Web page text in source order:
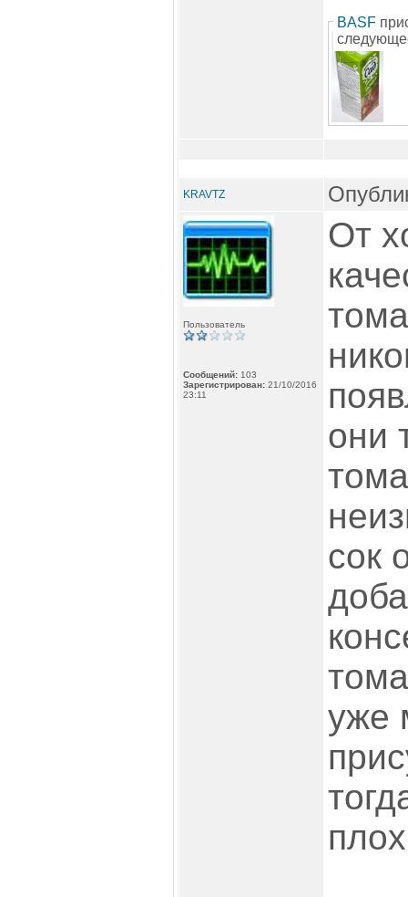
BASF
KRAVTZ
Пользователь
Сообщений: 103
Зарегистрирован: 21/10/2016
23:11
От
они
сок
уже